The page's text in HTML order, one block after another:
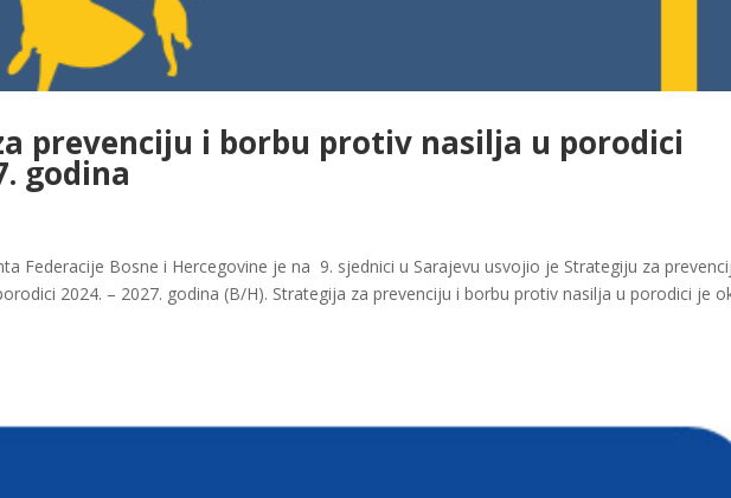
prevenciju i borbu protiv nasilja u porodici
godina
Federacije Bosne i Hercegovine je na 9. sjednici u Sarajevu usvojio je Strategiju za
2024. – 2027. godina (B/H). Strategija za prevenciju i borbu protiv nasilja u porodici je